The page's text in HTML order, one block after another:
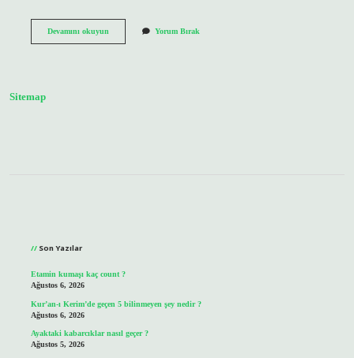
Devamını okuyunMisafir
Yorum Bırak
Sitemap
Son Yazılar
Etamin kumaşı kaç count ?
Ağustos 6, 2026
Kur’an-ı Kerim’de geçen 5 bilinmeyen şey nedir ?
Ağustos 6, 2026
Ayaktaki kabarcıklar nasıl geçer ?
Ağustos 5, 2026